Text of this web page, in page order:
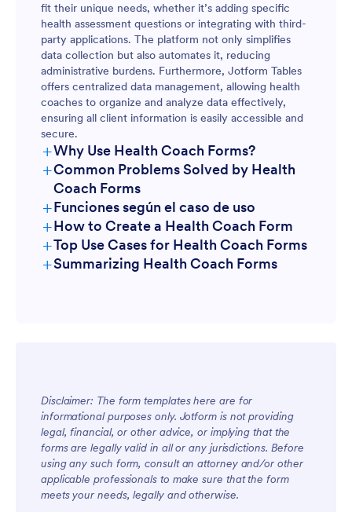
fit their unique needs, whether it’s adding specific
health assessment questions or integrating with third-
party applications. The platform not only simplifies
data collection but also automates it, reducing
administrative burdens. Furthermore, Jotform Tables
offers centralized data management, allowing health
coaches to organize and analyze data effectively,
ensuring all client information is easily accessible and
secure.
+Why Use Health Coach Forms?
+Common Problems Solved by Health
Coach Forms
+Funciones según el caso de uso
+How to Create a Health Coach Form
+Top Use Cases for Health Coach Forms
For Managers
For Teams
+Summarizing Health Coach Forms
Disclaimer: The form templates here are for
informational purposes only. Jotform is not providing
legal, financial, or other advice, or implying that the
forms are legally valid in all or any jurisdictions. Before
using any such form, consult an attorney and/or other
applicable professionals to make sure that the form
meets your needs, legally and otherwise.